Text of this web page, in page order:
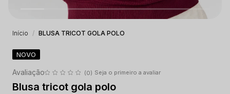
Início BLUSA TRICOT GOLA POLO
NOVO
(0) Seja o primeiro a avaliar
Blusa tricot gola polo